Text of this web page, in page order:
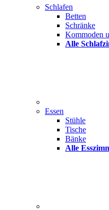
Schlafen
Betten
Schränke
Kommoden
Alle
Essen
Stühle
Tische
Bänke
Alle